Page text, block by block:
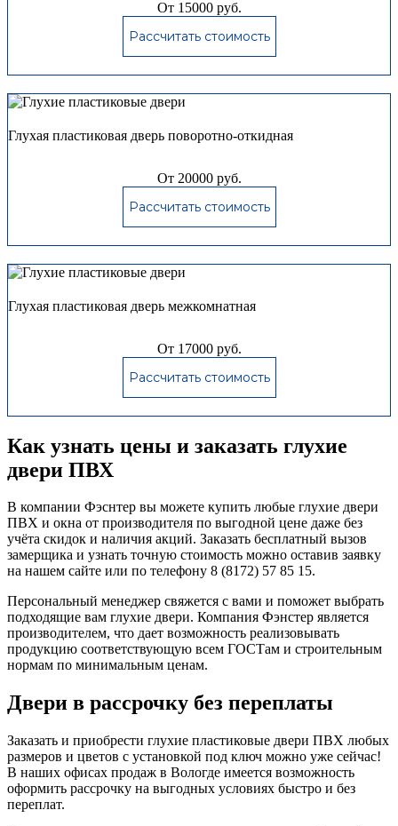
От 15000 руб.
Рассчитать стоимость
Глухая пластиковая дверь поворотно-откидная
От 20000 руб.
Рассчитать стоимость
Глухая пластиковая дверь межкомнатная
От 17000 руб.
Рассчитать стоимость
Как узнать цены и заказать глухие
двери ПВХ
В компании Фэснтер вы можете купить любые глухие двери
ПВХ и окна от производителя по выгодной цене даже без
учёта скидок и наличия акций. Заказать бесплатный вызов
замерщика и узнать точную стоимость можно оставив заявку
на нашем сайте или по телефону 8 (8172) 57 85 15.
Персональный менеджер свяжется с вами и поможет выбрать
подходящие вам глухие двери. Компания Фэнстер является
производителем, что дает возможность реализовывать
продукцию соответствующую всем ГОСТам и строительным
нормам по минимальным ценам.
Двери в рассрочку без переплаты
Заказать и приобрести глухие пластиковые двери ПВХ любых
размеров и цветов с установкой под ключ можно уже сейчас!
В наших офисах продаж в Вологде имеется возможность
оформить рассрочку на выгодных условиях быстро и без
переплат.